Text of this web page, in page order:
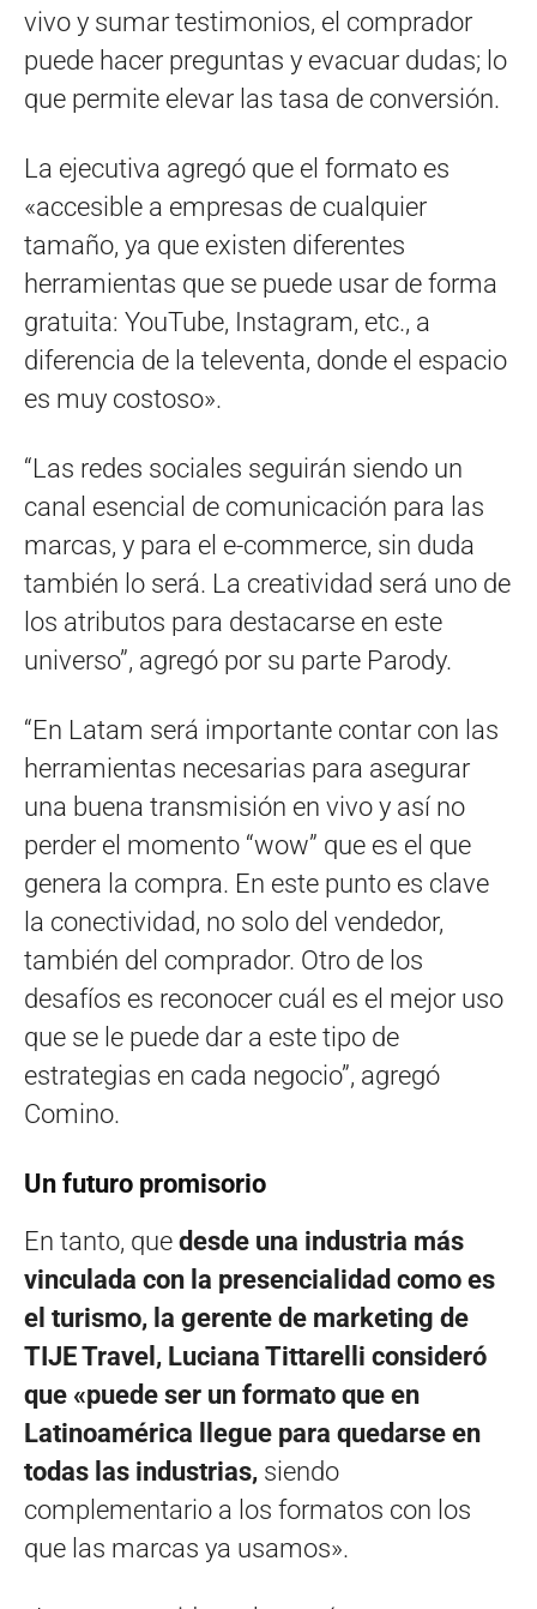
vivo y sumar testimonios, el comprador
puede hacer preguntas y evacuar dudas; lo
que permite elevar las tasa de conversión.
La ejecutiva agregó que el formato es
«accesible a empresas de cualquier
tamaño, ya que existen diferentes
herramientas que se puede usar de forma
gratuita: YouTube, Instagram, etc., a
diferencia de la televenta, donde el espacio
es muy costoso».
“Las redes sociales seguirán siendo un
canal esencial de comunicación para las
marcas, y para el e-commerce, sin duda
también lo será. La creatividad será uno de
los atributos para destacarse en este
universo”, agregó por su parte Parody.
“En Latam será importante contar con las
herramientas necesarias para asegurar
una buena transmisión en vivo y así no
perder el momento “wow” que es el que
genera la compra. En este punto es clave
la conectividad, no solo del vendedor,
también del comprador. Otro de los
desafíos es reconocer cuál es el mejor uso
que se le puede dar a este tipo de
estrategias en cada negocio”, agregó
Comino.
Un futuro promisorio
En tanto, que desde una industria más
vinculada con la presencialidad como es
el turismo, la gerente de marketing de
TIJE Travel, Luciana Tittarelli consideró
que «puede ser un formato que en
Latinoamérica llegue para quedarse en
todas las industrias, siendo
complementario a los formatos con los
que las marcas ya usamos».